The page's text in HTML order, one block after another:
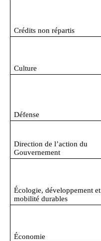
Crédits non répartis
Culture
Défense
Direction de l’action du
Gouvernement
Écologie, développement et
mobilité durables
Économie